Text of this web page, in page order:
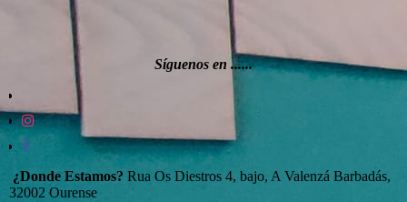
Síguenos en ......
¿Donde Estamos? Rua Os Diestros 4, bajo, A Valenzá Barbadás,
32002 Ourense